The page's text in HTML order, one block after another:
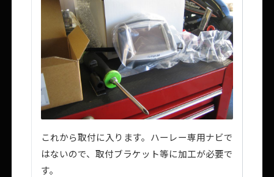
これから取付に入ります。ハーレー専用ナビで
はないので、取付ブラケット等に加工が必要で
す。